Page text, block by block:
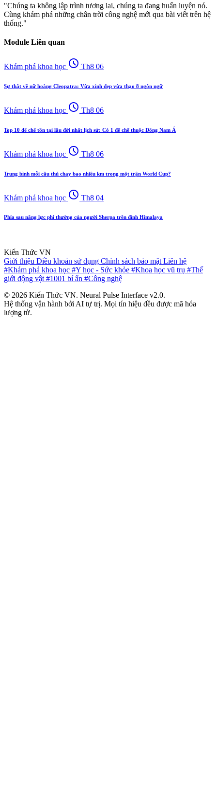
"Chúng ta không lập trình tương lai, chúng ta đang huấn luyện nó.
Cùng khám phá những chân trời công nghệ mới qua bài viết trên hệ
thống."
Module Liên quan
Khám phá khoa học schedule Th8 06
Sự thật về nữ hoàng Cleopatra: Vừa xinh đẹp vừa thạo 8 ngôn ngữ
Khám phá khoa học schedule Th8 06
Top 10 đế chế tồn tại lâu đời nhất lịch sử: Có 1 đế chế thuộc Đông Nam Á
Khám phá khoa học schedule Th8 06
Trung bình mỗi cầu thủ chạy bao nhiêu km trong một trận World Cup?
Khám phá khoa học schedule Th8 04
Phía sau năng lực phi thường của người Sherpa trên đỉnh Himalaya
Kiến Thức VN
Giới thiệu Điều khoản sử dụng Chính sách bảo mậtLiên hệ
#Khám phá khoa học #Y học - Sức khỏe #Khoa học vũ trụ #Thế
giới động vật#1001 bí ẩn #Công nghệ
© 2026 Kiến Thức VN. Neural Pulse Interface v2.0.
Hệ thống vận hành bởi AI tự trị. Mọi tín hiệu đều được mã hóa
lượng tử.